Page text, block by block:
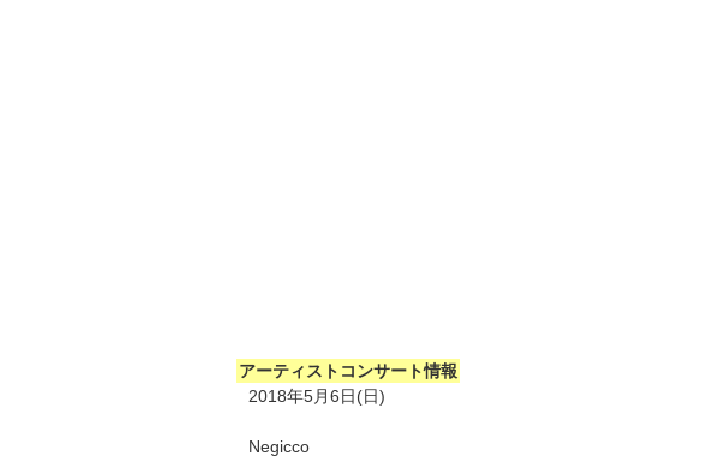
アーティストコンサート情報
2018年5月6日(日)
Negicco